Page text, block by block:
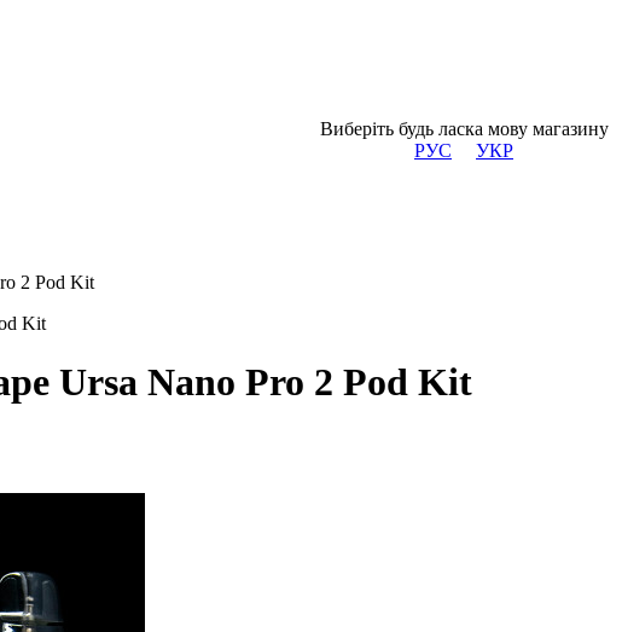
Виберіть будь ласка мову магазину
РУС
УКР
2 Pod Kit
Kit
Ursa Nano Pro 2 Pod Kit